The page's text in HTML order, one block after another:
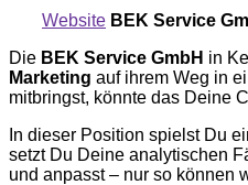
Website BEK Service
Die BEK Service GmbH in
Marketing auf ihrem Weg in
mitbringst, könnte das Deine
In dieser Position spielst Du
setzt Du Deine analytischen
und anpasst – nur so können